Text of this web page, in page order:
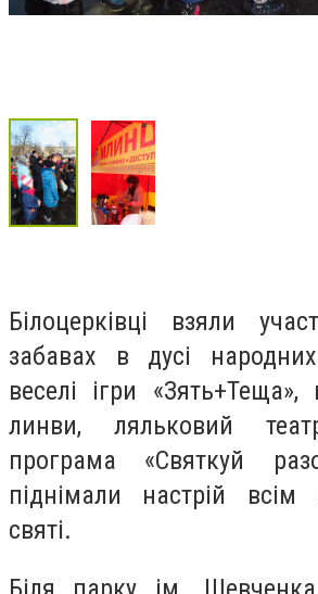
Білоцерківці взяли
забавах в дусі
веселі ігри «Зять+Теща»,
линви, ляльковий
програма «Святкуй
піднімали настрій всім
святі.